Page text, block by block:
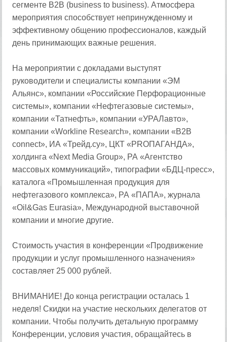
сегменте B2B (business to business). Атмосфера
мероприятия способствует непринужденному и
эффективному общению профессионалов, каждый
день принимающих важные решения.
На мероприятии с докладами выступят
руководители и специалисты компании «ЭМ
Альянс», компании «Российские Перфорационные
системы», компании «Нефтегазовые системы»,
компании «Татнефть», компании «УРАЛавто»,
компании «Workline Research», компании «B2B
connect», ИА «Трейд.су», ЦКТ «PRОПАГАНДА»,
холдинга «Next Media Group», РА «Агентство
массовых коммуникаций», типографии «БДЦ-пресс»,
каталога «Промышленная продукция для
нефтегазового комплекса», РА «ПАПА», журнала
«Oil&Gas Eurasia», Международной выставочной
компании и многие другие.
Стоимость участия в конференции «Продвижение
продукции и услуг промышленного назначения»
составляет 25 000 рублей.
ВНИМАНИЕ! До конца регистрации осталась 1
неделя! Скидки на участие нескольких делегатов от
компании. Чтобы получить детальную программу
Конференции, условия участия, обращайтесь в